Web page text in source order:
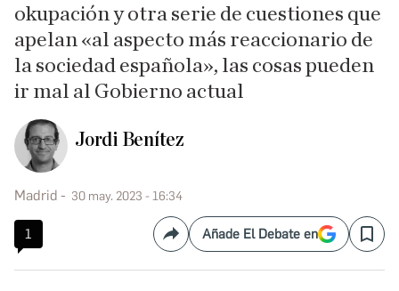
okupación y otra serie de cuestiones que
apelan «al aspecto más reaccionario de
la sociedad española», las cosas pueden
ir mal al Gobierno actual
Jordi Benítez
Madrid 30 may. 2023 - 16:34
1 CompartirAñade El Debate en Save